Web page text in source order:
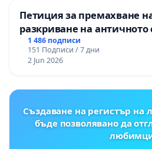
Петиция за премахване
разкриване на античното
Могиланската могила във
1 486 подписи
151 Подписи / 7 дни
2 Jun 2026
Създаване на регистър на
бъде позволявано да